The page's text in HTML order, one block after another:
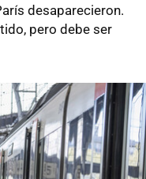
desaparecieron.
pero debe ser